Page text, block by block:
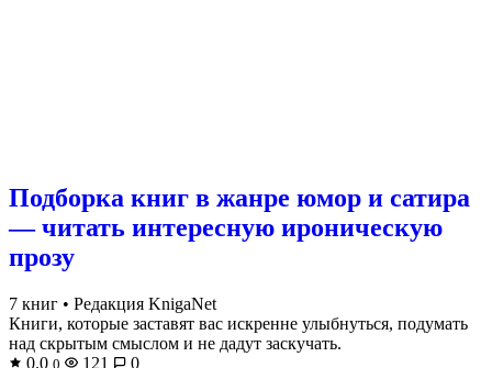
Подборка книг в жанре юмор и сатира
— читать интересную ироническую
прозу
7 книг • Редакция KnigaNet
Книги, которые заставят вас искренне улыбнуться, подумать
над скрытым смыслом и не дадут заскучать.
0.0 0 121 0